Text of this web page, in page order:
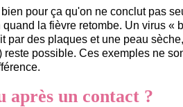
pour ça qu'on ne conclut pas
la fièvre retombe. Un virus «
par des plaques et une peau
possible. Ces exemples ne
après un contact ?